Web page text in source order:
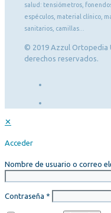
salud: tensiómetros,
espéculos, material clínico,
sanitarios, camillas...
© 2019 Azzul Ortopedia
derechos reservados.
✕
Acceder
Nombre de usuario o correo
Contraseña *